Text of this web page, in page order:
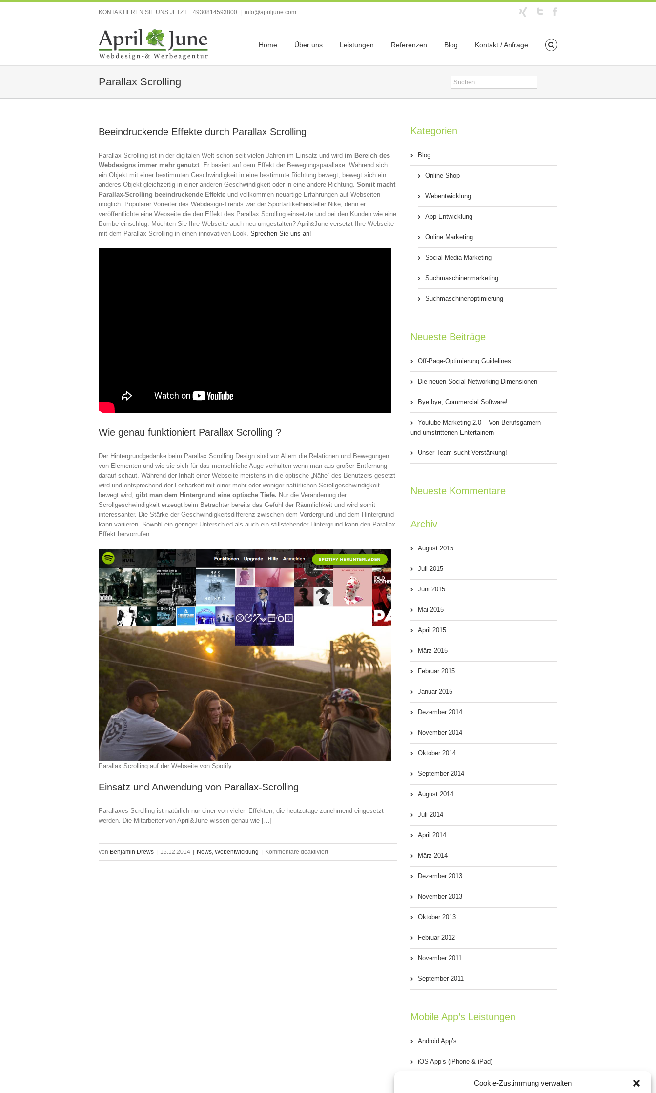
Cookie-Zustimmung verwalten
KONTAKTIEREN SIE UNS JETZT: +4930814593800 info@apriljune.com
Home Über uns Leistungen Referenzen Blog Kontakt / Anfrage
Parallax Scrolling
Beeindruckende Effekte durch Parallax Scrolling
Parallax Scrolling ist in der digitalen Welt schon seit vielen Jahren im Einsatz und wird im Bereich des
Webdesigns immer mehr genutzt. Er basiert auf dem Effekt der Bewegungsparallaxe: Während sich
ein Objekt mit einer bestimmten Geschwindigkeit in eine bestimmte Richtung bewegt, bewegt sich ein
anderes Objekt gleichzeitig in einer anderen Geschwindigkeit oder in eine andere Richtung. Somit macht
Parallax-Scrolling beeindruckende Effekte und vollkommen neuartige Erfahrungen auf Webseiten
möglich. Populärer Vorreiter des Webdesign-Trends war der Sportartikelhersteller Nike, denn er
veröffentlichte eine Webseite die den Effekt des Parallax Scrolling einsetzte und bei den Kunden wie eine
Bombe einschlug. Möchten Sie Ihre Webseite auch neu umgestalten? April&June versetzt Ihre Webseite
mit dem Parallax Scrolling in einen innovativen Look. Sprechen Sie uns an!
Wie genau funktioniert Parallax Scrolling ?
Der Hintergrundgedanke beim Parallax Scrolling Design sind vor Allem die Relationen und Bewegungen
von Elementen und wie sie sich für das menschliche Auge verhalten wenn man aus großer Entfernung
darauf schaut. Während der Inhalt einer Webseite meistens in die optische „Nähe“ des Benutzers gesetzt
wird und entsprechend der Lesbarkeit mit einer mehr oder weniger natürlichen Scrollgeschwindigkeit
bewegt wird, gibt man dem Hintergrund eine optische Tiefe. Nur die Veränderung der
Scrollgeschwindigkeit erzeugt beim Betrachter bereits das Gefühl der Räumlichkeit und wird somit
interessanter. Die Stärke der Geschwindigkeitsdifferenz zwischen dem Vordergrund und dem Hintergrund
kann variieren. Sowohl ein geringer Unterschied als auch ein stillstehender Hintergrund kann den Parallax
Effekt hervorrufen.
Parallax Scrolling auf der Webseite von Spotify
Einsatz und Anwendung von Parallax-Scrolling
Parallaxes Scrolling ist natürlich nur einer von vielen Effekten, die heutzutage zunehmend eingesetzt
werden. Die Mitarbeiter von April&June wissen genau wie […]
von Benjamin Drews 15.12.2014 News, Webentwicklung Kommentare deaktiviertfür
Kategorien
Blog
Online Shop
Webentwicklung
App Entwicklung
Online Marketing
Social Media Marketing
Suchmaschinenmarketing
Suchmaschinenoptimierung
Neueste Beiträge
Off-Page-Optimierung Guidelines
Die neuen Social Networking Dimensionen
Bye bye, Commercial Software!
Youtube Marketing 2.0 – Von Berufsgamern
und umstrittenen Entertainern
Unser Team sucht Verstärkung!
Neueste Kommentare
Archiv
August 2015
Juli 2015
Juni 2015
Mai 2015
April 2015
März 2015
Februar 2015
Januar 2015
Dezember 2014
November 2014
Oktober 2014
September 2014
August 2014
Juli 2014
April 2014
März 2014
Dezember 2013
November 2013
Oktober 2013
Februar 2012
November 2011
September 2011
Mobile App’s Leistungen
Android App’s
iOS App’s (iPhone & iPad)